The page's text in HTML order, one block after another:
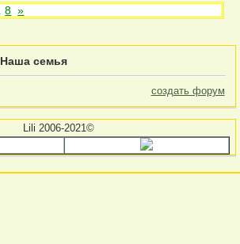
8 »
Наша семья
создать форум
Lili 2006-2021©